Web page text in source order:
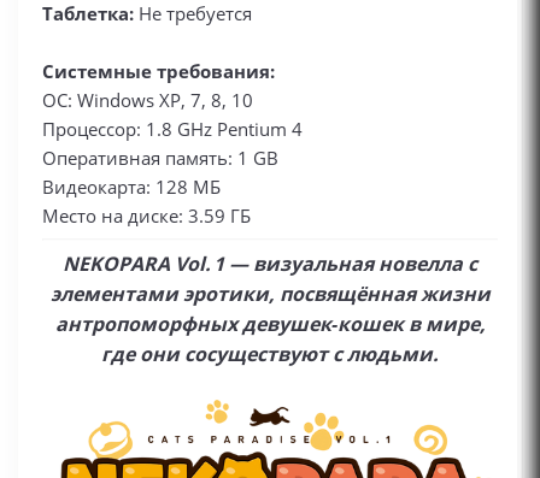
Таблетка: Не требуется
Системные требования:
ОС: Windows XP, 7, 8, 10
Процессор: 1.8 GHz Pentium 4
Оперативная память: 1 GB
Видеокарта: 128 МБ
Место на диске: 3.59 ГБ
NEKOPARA Vol. 1 — визуальная новелла с
элементами эротики, посвящённая жизни
антропоморфных девушек‑кошек в мире,
где они сосуществуют с людьми.